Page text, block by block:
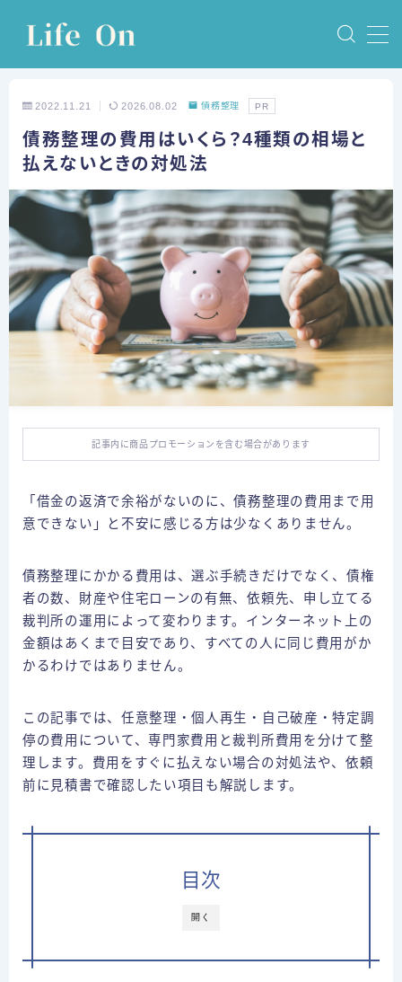
MENU
債務整理
任意整理
個人再生
自己破産
特定調停
任意整理の体験談
自己破産の体験談
債務整理ごとの費用比較
個人再生の費用
自己破産の費用
闇金
お問合せ
プライバシーポリシー
運営者情報
2022.11.21 2026.08.02 債務整理 PR
債務整理の費用はいくら？4種類の相場と
払えないときの対処法
記事内に商品プロモーションを含む場合があります
「借金の返済で余裕がないのに、債務整理の費用まで用
意できない」と不安に感じる方は少なくありません。
債務整理にかかる費用は、選ぶ手続きだけでなく、債権
者の数、財産や住宅ローンの有無、依頼先、申し立てる
裁判所の運用によって変わります。インターネット上の
金額はあくまで目安であり、すべての人に同じ費用がか
かるわけではありません。
この記事では、任意整理・個人再生・自己破産・特定調
停の費用について、専門家費用と裁判所費用を分けて整
理します。費用をすぐに払えない場合の対処法や、依頼
前に見積書で確認したい項目も解説します。
開く
目次